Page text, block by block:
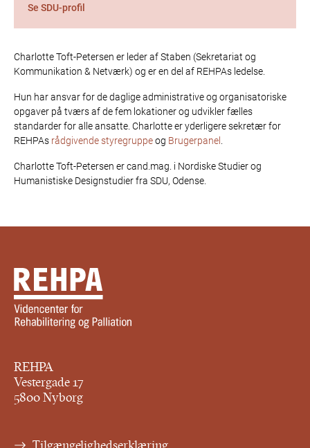
Se SDU-profil
Charlotte Toft-Petersen er leder af Staben (Sekretariat og
Kommunikation & Netværk) og er en del af REHPAs ledelse.
Hun har ansvar for de daglige administrative og organisatoriske
opgaver på tværs af de fem lokationer og udvikler fælles
standarder for alle ansatte. Charlotte er yderligere sekretær for
REHPAs rådgivendestyregruppeog Brugerpanel.
Charlotte Toft-Petersen er cand.mag. i Nordiske Studier og
Humanistiske Designstudier fra SDU, Odense.
REHPA
Vestergade 17
5800 Nyborg